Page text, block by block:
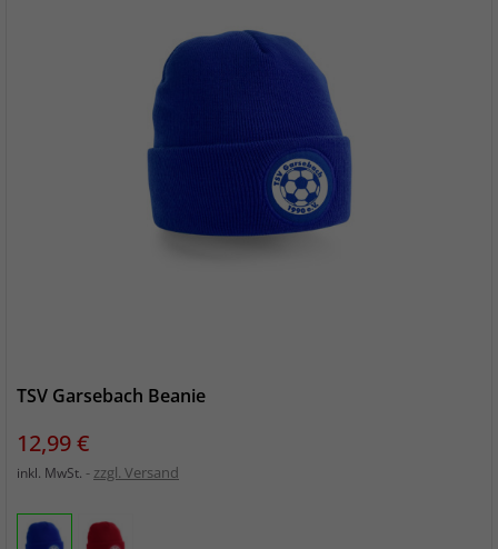
TSV Garsebach Beanie
Preis
12,99 €
inkl. MwSt. zzgl. Versand